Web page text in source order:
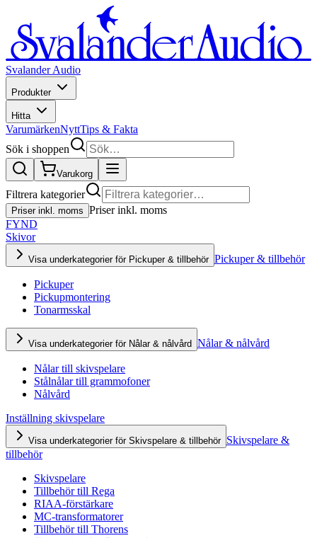
Svalander Audio
Produkter
Hitta
VarumärkenNyttTips & Fakta
Sök i shoppen
Varukorg
Filtrera kategorier
Priser inkl. moms Priser inkl. moms
FYND
Skivor
Visa underkategorier för Pickuper & tillbehör Pickuper & tillbehör
Pickuper
Pickupmontering
Tonarmsskal
Visa underkategorier för Nålar & nålvård Nålar & nålvård
Nålar till skivspelare
Stålnålar till grammofoner
Nålvård
Inställning skivspelare
Visa underkategorier för Skivspelare & tillbehör Skivspelare &
tillbehör
Skivspelare
Tillbehör till Rega
RIAA-förstärkare
MC-transformatorer
Tillbehör till Thorens